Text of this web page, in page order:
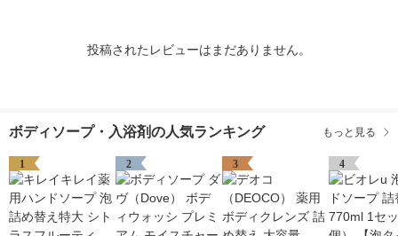
投稿されたレビューはまだありません。
ボディソープ・入浴剤の人気ランキング もっと見る
1 2 3 4